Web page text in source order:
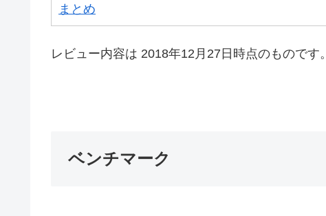
まとめ
レビュー内容は 2018年12月27日時点のものです。
ベンチマーク